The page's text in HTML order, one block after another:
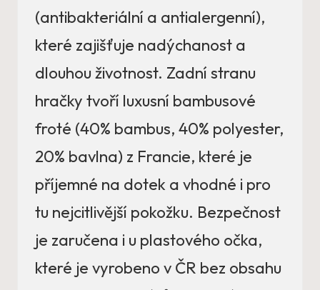
(antibakteriální a antialergenní),
které zajišťuje nadýchanost a
dlouhou životnost. Zadní stranu
hračky tvoří luxusní bambusové
froté (40% bambus, 40% polyester,
20% bavlna) z Francie, které je
příjemné na dotek a vhodné i pro
tu nejcitlivější pokožku. Bezpečnost
je zaručena i u plastového očka,
které je vyrobeno v ČR bez obsahu